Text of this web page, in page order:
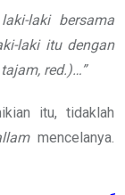
laki bersama
laki itu dengan
red.)…”
itu, tidaklah
mencelanya.